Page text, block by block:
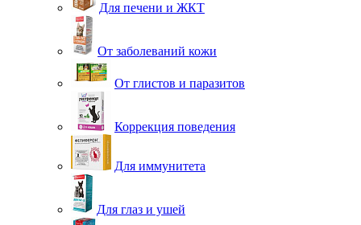
Для печени и ЖКТ
От заболеваний кожи
От глистов и паразитов
Коррекция поведения
Для иммунитета
Для глаз и ушей